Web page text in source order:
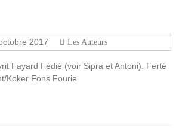
2017 Les Auteurs
Fayard Fédié (voir Sipra et Antoni). Ferté
Koker Fons Fourie